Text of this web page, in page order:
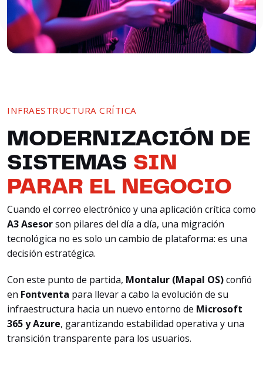
INFRAESTRUCTURA CRÍTICA
MODERNIZACIÓN DE
SISTEMAS SIN
PARAR EL NEGOCIO
Cuando el correo electrónico y una aplicación crítica como
A3 Asesorson pilares del día a día, una migración
tecnológica no es solo un cambio de plataforma: es una
decisión estratégica.
Con este punto de partida, Montalur (Mapal OS)confió
en Fontventa para llevar a cabo la evolución de su
infraestructura hacia un nuevo entorno de Microsoft
365 y Azure, garantizando estabilidad operativa y una
transición transparente para los usuarios.